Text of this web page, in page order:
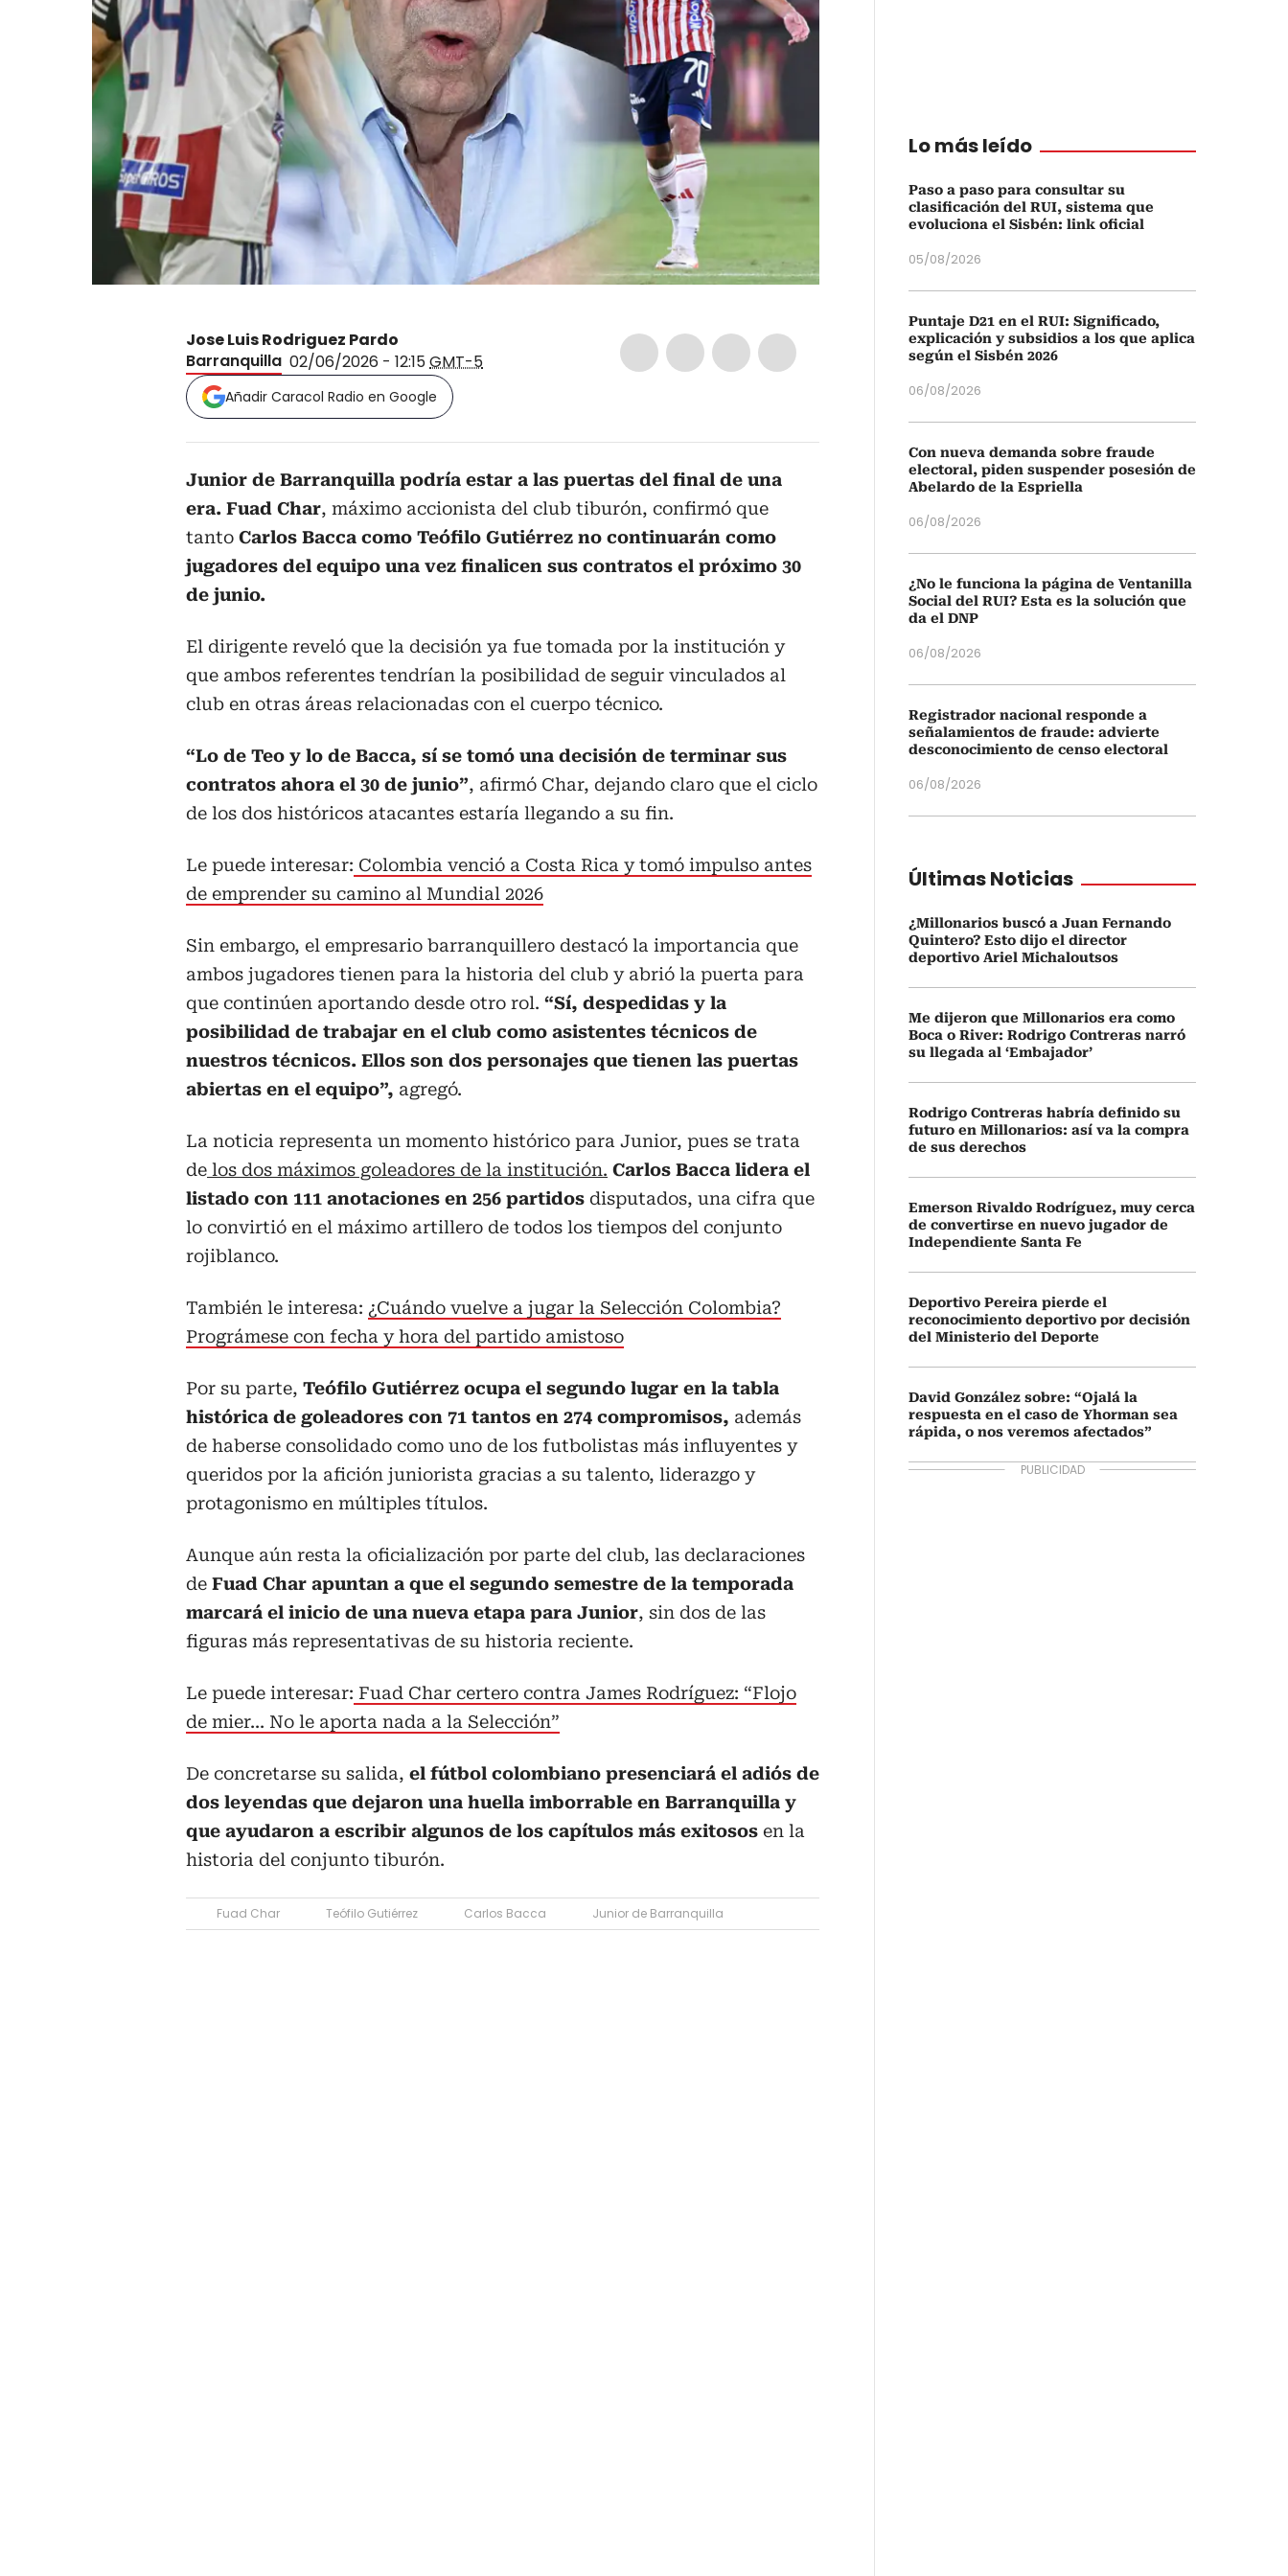
Jose Luis Rodriguez Pardo
Barranquilla 02/06/2026 - 12:15GMT-5
Añadir Caracol Radio en Google
Junior de Barranquilla podría estar a las puertas del final de una
era. Fuad Char, máximo accionista del club tiburón, confirmó que
tanto Carlos Bacca como Teófilo Gutiérrez no continuarán como
jugadores del equipo una vez finalicen sus contratos el próximo 30
de junio.
El dirigente reveló que la decisión ya fue tomada por la institución y
que ambos referentes tendrían la posibilidad de seguir vinculados al
club en otras áreas relacionadas con el cuerpo técnico.
“Lo de Teo y lo de Bacca, sí se tomó una decisión de terminar sus
contratos ahora el 30 de junio”, afirmó Char, dejando claro que el ciclo
de los dos históricos atacantes estaría llegando a su fin.
Le puede interesar: Colombia venció a Costa Rica y tomó impulso antes
de emprender su camino al Mundial 2026
Sin embargo, el empresario barranquillero destacó la importancia que
ambos jugadores tienen para la historia del club y abrió la puerta para
que continúen aportando desde otro rol. “Sí, despedidas y la
posibilidad de trabajar en el club como asistentes técnicos de
nuestros técnicos. Ellos son dos personajes que tienen las puertas
abiertas en el equipo”, agregó.
La noticia representa un momento histórico para Junior, pues se trata
de los dos máximos goleadores de la institución. Carlos Bacca lidera el
listado con 111 anotaciones en 256 partidos disputados, una cifra que
lo convirtió en el máximo artillero de todos los tiempos del conjunto
rojiblanco.
También le interesa: ¿Cuándo vuelve a jugar la Selección Colombia?
Prográmese con fecha y hora del partido amistoso
Por su parte, Teófilo Gutiérrez ocupa el segundo lugar en la tabla
histórica de goleadores con 71 tantos en 274 compromisos, además
de haberse consolidado como uno de los futbolistas más influyentes y
queridos por la afición juniorista gracias a su talento, liderazgo y
protagonismo en múltiples títulos.
Aunque aún resta la oficialización por parte del club, las declaraciones
de Fuad Char apuntan a que el segundo semestre de la temporada
marcará el inicio de una nueva etapa para Junior, sin dos de las
figuras más representativas de su historia reciente.
Le puede interesar: Fuad Char certero contra James Rodríguez: “Flojo
de mier... No le aporta nada a la Selección”
De concretarse su salida, el fútbol colombiano presenciará el adiós de
dos leyendas que dejaron una huella imborrable en Barranquilla y
que ayudaron a escribir algunos de los capítulos más exitosos en la
historia del conjunto tiburón.
Fuad Char Teófilo Gutiérrez Carlos Bacca Junior de Barranquilla
Lo más leído
Paso a paso para consultar su
clasificación del RUI, sistema que
evoluciona el Sisbén: link oficial
05/08/2026
Puntaje D21 en el RUI: Significado,
explicación y subsidios a los que aplica
según el Sisbén 2026
06/08/2026
Con nueva demanda sobre fraude
electoral, piden suspender posesión de
Abelardo de la Espriella
06/08/2026
¿No le funciona la página de Ventanilla
Social del RUI? Esta es la solución que
da el DNP
06/08/2026
Registrador nacional responde a
señalamientos de fraude: advierte
desconocimiento de censo electoral
06/08/2026
Últimas Noticias
¿Millonarios buscó a Juan Fernando
Quintero? Esto dijo el director
deportivo Ariel Michaloutsos
Me dijeron que Millonarios era como
Boca o River: Rodrigo Contreras narró
su llegada al ‘Embajador’
Rodrigo Contreras habría definido su
futuro en Millonarios: así va la compra
de sus derechos
Emerson Rivaldo Rodríguez, muy cerca
de convertirse en nuevo jugador de
Independiente Santa Fe
Deportivo Pereira pierde el
reconocimiento deportivo por decisión
del Ministerio del Deporte
David González sobre: “Ojalá la
respuesta en el caso de Yhorman sea
rápida, o nos veremos afectados”